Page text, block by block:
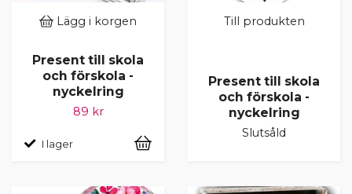
Lägg i korgen
Present till skola
och förskola -
nyckelring
89 kr
I lager
Till produkten
Present till skola
och förskola -
nyckelring
Slutsåld